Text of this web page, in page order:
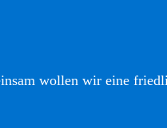
wollen wir eine